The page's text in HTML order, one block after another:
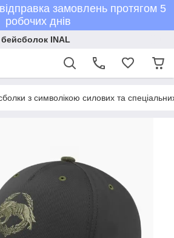
замовлень протягом 5
робочих днів
INAL
з символікою силових та